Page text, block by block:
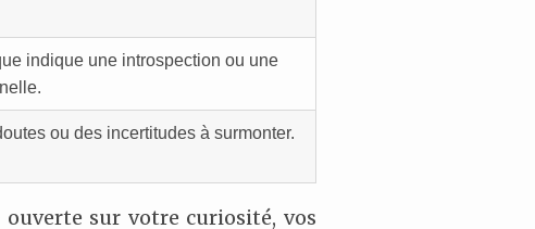
indique une introspection ou une
ou des incertitudes à surmonter.
ouverte sur votre curiosité, vos